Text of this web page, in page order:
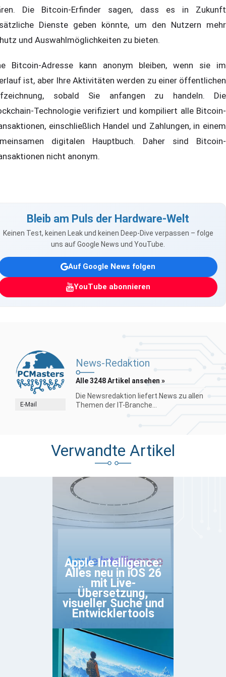
Die Bitcoin-Erfinder sagen, dass es in Zukunft
Dienste geben könnte, um den Nutzern mehr
und Auswahlmöglichkeiten zu bieten.
Bitcoin-Adresse kann anonym bleiben, wenn sie im
ist, aber Ihre Aktivitäten werden zu einer öffentlichen
sobald Sie anfangen zu handeln. Die
Technologie verifiziert und kompiliert alle Bitcoin-
einschließlich Handel und Zahlungen, in einem
digitalen Hauptbuch. Daher sind Bitcoin-
nicht anonym.
Bleib am Puls der Hardware-Welt
Keinen Test, keinen Leak und keinen Deep-Dive verpassen – folge
uns auf Google News und YouTube.
Auf Google News folgen
YouTube abonnieren
E-Mail
News-Redaktion
Alle 3248 Artikel ansehen »
Die Newsredaktion liefert News zu allen
Themen der IT-Branche...
Verwandte Artikel
Apple Intelligence:
Alles neu in iOS 26
mit Live-
Übersetzung,
visueller Suche und
Entwicklertools